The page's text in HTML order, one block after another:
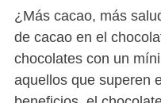
¿Más cacao, más
de cacao en el
chocolates con un
aquellos que superen